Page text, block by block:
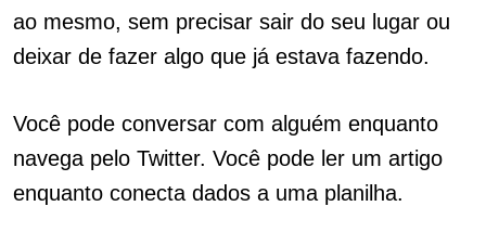
ao mesmo, sem precisar sair do seu lugar ou
deixar de fazer algo que já estava fazendo.
Você pode conversar com alguém enquanto
navega pelo Twitter. Você pode ler um artigo
enquanto conecta dados a uma planilha.